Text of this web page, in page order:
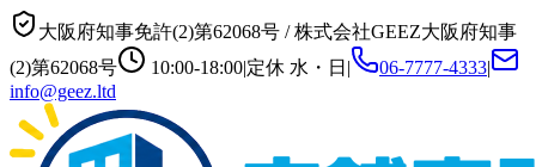
大阪府知事免許(2)第62068号 /株式会社GEEZ大阪府知事
(2)第62068号
10:00-18:00|定休 水・日 | 06-7777-4333|
info@geez.ltd